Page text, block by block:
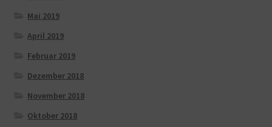
Mai 2019
April 2019
Februar 2019
Dezember 2018
November 2018
Oktober 2018